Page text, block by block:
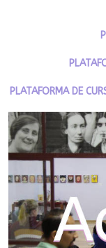
PLATAFORMA DE